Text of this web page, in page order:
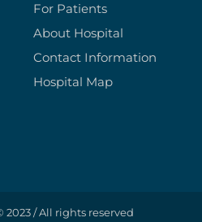
For Patients
About Hospital
Contact Information
Hospital Map
/ All rights reserved